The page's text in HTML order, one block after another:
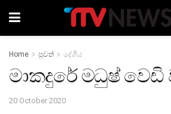
Home පුවත් දේශීය
මාකදුරේ මධුෂ් වෙඩි
20 October 2020